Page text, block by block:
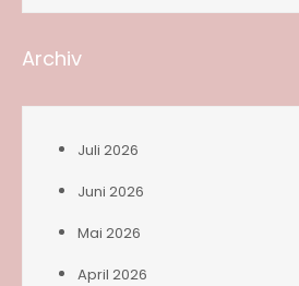
Archiv
Juli 2026
Juni 2026
Mai 2026
April 2026